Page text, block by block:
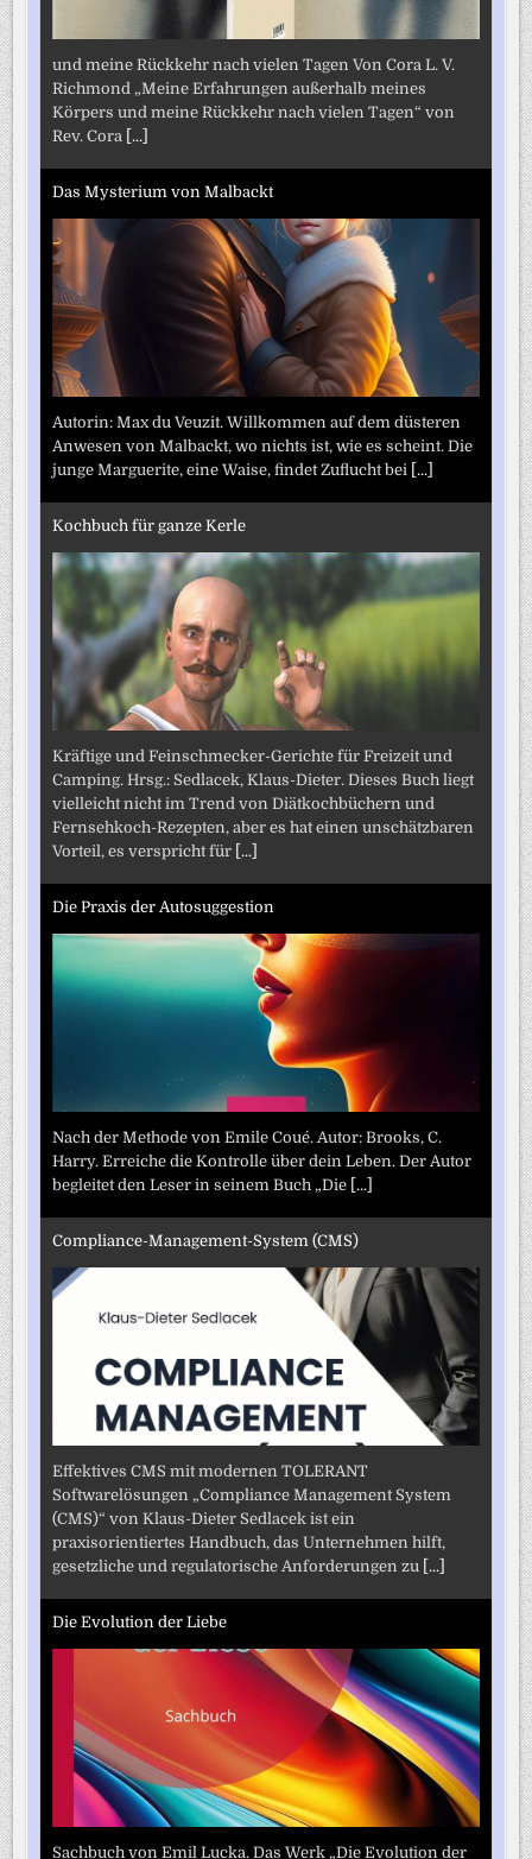
und meine Rückkehr nach vielen Tagen Von Cora L. V.
Richmond „Meine Erfahrungen außerhalb meines
Körpers und meine Rückkehr nach vielen Tagen“ von
Rev. Cora [...]
Das Mysterium von Malbackt
Autorin: Max du Veuzit. Willkommen auf dem düsteren
Anwesen von Malbackt, wo nichts ist, wie es scheint. Die
junge Marguerite, eine Waise, findet Zuflucht bei [...]
Kochbuch für ganze Kerle
Kräftige und Feinschmecker-Gerichte für Freizeit und
Camping. Hrsg.: Sedlacek, Klaus-Dieter. Dieses Buch liegt
vielleicht nicht im Trend von Diätkochbüchern und
Fernsehkoch-Rezepten, aber es hat einen unschätzbaren
Vorteil, es verspricht für [...]
Die Praxis der Autosuggestion
Nach der Methode von Emile Coué. Autor: Brooks, C.
Harry. Erreiche die Kontrolle über dein Leben. Der Autor
begleitet den Leser in seinem Buch „Die [...]
Compliance-Management-System (CMS)
Effektives CMS mit modernen TOLERANT
Softwarelösungen „Compliance Management System
(CMS)“ von Klaus-Dieter Sedlacek ist ein
praxisorientiertes Handbuch, das Unternehmen hilft,
gesetzliche und regulatorische Anforderungen zu [...]
Die Evolution der Liebe
Sachbuch von Emil Lucka. Das Werk „Die Evolution der